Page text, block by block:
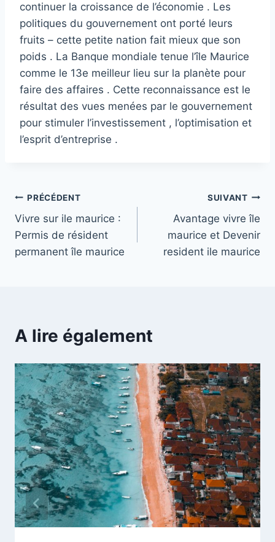
continuer la croissance de l’économie . Les
politiques du gouvernement ont porté leurs
fruits – cette petite nation fait mieux que son
poids . La Banque mondiale tenue l’île Maurice
comme le 13e meilleur lieu sur la planète pour
faire des affaires . Cette reconnaissance est le
résultat des vues menées par le gouvernement
pour stimuler l’investissement , l’optimisation et
l’esprit d’entreprise .
Navigation
de
l’article
PRÉCÉDENT
Vivre sur ile maurice :
Permis de résident
permanent île maurice
SUIVANT
Avantage vivre île
maurice et Devenir
resident ile maurice
A lire également